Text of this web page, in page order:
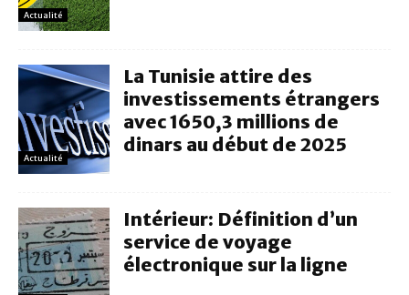
Actualité
Actualité
La Tunisie attire des
investissements étrangers
avec 1650,3 millions de
dinars au début de 2025
Intérieur: Définition d’un
service de voyage
électronique sur la ligne